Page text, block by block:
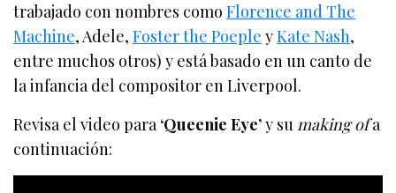
trabajado con nombres comoFlorence and The
Machine, Adele,Foster the Poeple yKate Nash,
entre muchos otros) y está basado en un canto de
la infancia del compositor en Liverpool.
Revisa el video para‘Queenie Eye’y sumaking ofa
continuación: